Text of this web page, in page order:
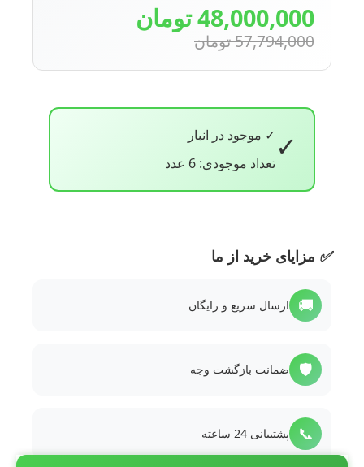
48,000,000 تومان
57,794,000 تومان
✓ ✓ موجود در انبار
تعداد موجودی: 6 عدد
✅ مزایای خرید از ما
🚚 ارسال سریع و رایگان
🛡️ ضمانت بازگشت وجه
📞 پشتیبانی 24 ساعته